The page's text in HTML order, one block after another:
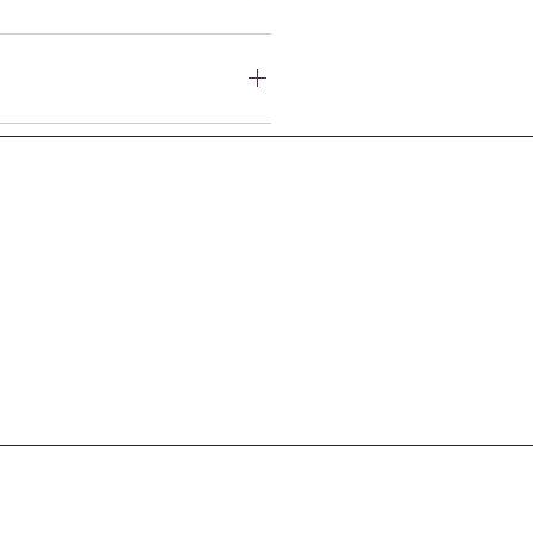
et affichés au
la créatrice Petit Poirier
14 jours. En savoir plus :